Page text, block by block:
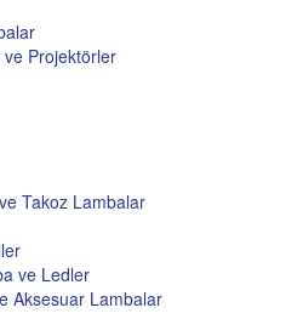
ve Projektörler
Takoz Lambalar
ve Ledler
Aksesuar Lambalar